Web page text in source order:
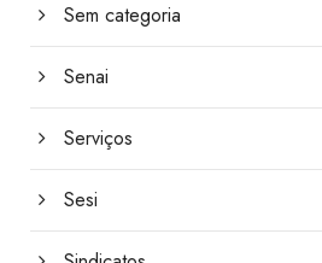
Sem categoria
Senai
Serviços
Sesi